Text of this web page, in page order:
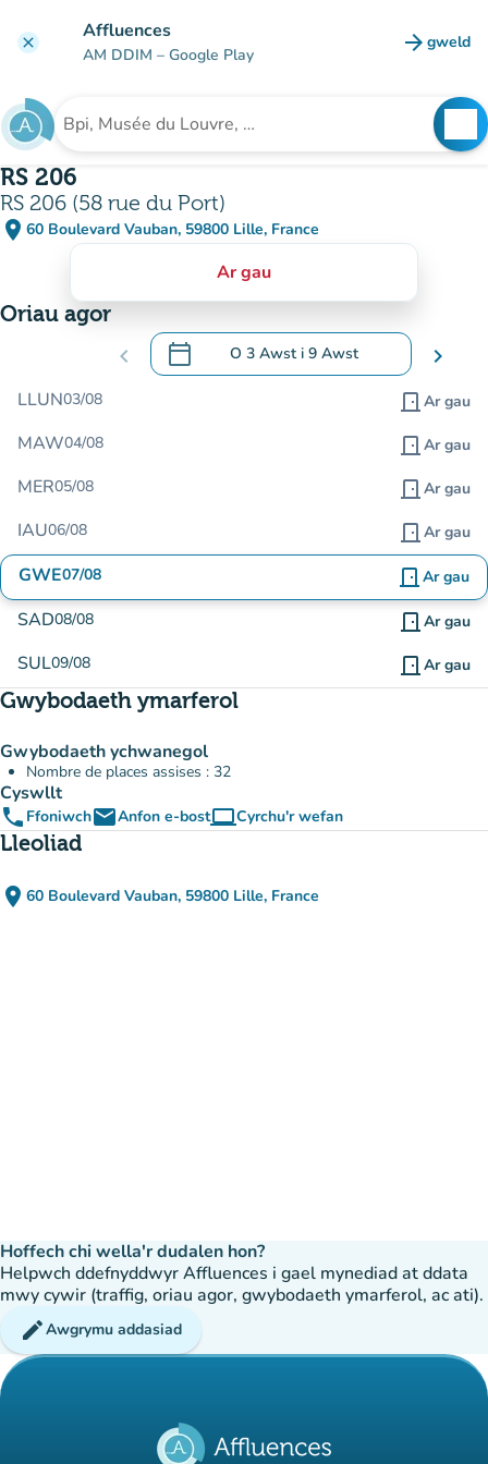
clear Affluences
AM DDIM – Google Play arrow_forward gweld
(tab
Chwilio am sefydliad
RS 206
RS 206 (58 rue du Port)
place 60 Boulevard Vauban, 59800 Lille, France
(agor yn Google Maps)
(tab newydd)
Ar gau
Oriau agor
chevron_left calendar_today O 3 Awst i 9 Awst
.Agor y calendr i newid dyddiadau chevron_right
LLUN03/08 door_front Ar gau
MAW04/08 door_front Ar gau
MER05/08 door_front Ar gau
IAU06/08 door_front Ar gau
GWE07/08 door_front Ar gau
SAD08/08 door_front Ar gau
SUL09/08 door_front Ar gau
Gwybodaeth ymarferol
Gwybodaeth ychwanegol
Nombre de places assises : 32
Cyswllt
phone FfoniwchemailAnfon e-bostcomputerCyrchu'r wefan
(tab newydd)
Lleoliad
place 60 Boulevard Vauban, 59800 Lille, France
(agor yn Google Maps)
(tab newydd)
Hoffech chi wella'r dudalen hon?
Helpwch ddefnyddwyr Affluences i gael mynediad at ddata
mwy cywir (traffig, oriau agor, gwybodaeth ymarferol, ac ati).
editAwgrymu addasiad